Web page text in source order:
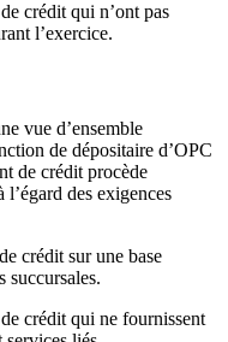
crédit qui n’ont pas
l’exercice.
vue d’ensemble
de dépositaire d’OPC
de crédit procède
des exigences
crédit sur une base
succursales.
crédit qui ne fournissent